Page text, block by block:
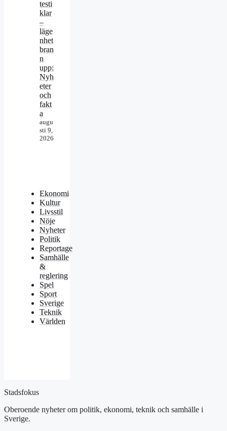
testi
klar
–
läge
nhet
bran
n
upp:
Nyh
eter
och
fakt
a
augu
sti 9,
2026
Ekonomi
Kultur
Livsstil
Nöje
Nyheter
Politik
Reportage
Samhälle
&
reglering
Spel
Sport
Sverige
Teknik
Världen
Stadsfokus
Oberoende nyheter om politik, ekonomi, teknik och samhälle i
Sverige.